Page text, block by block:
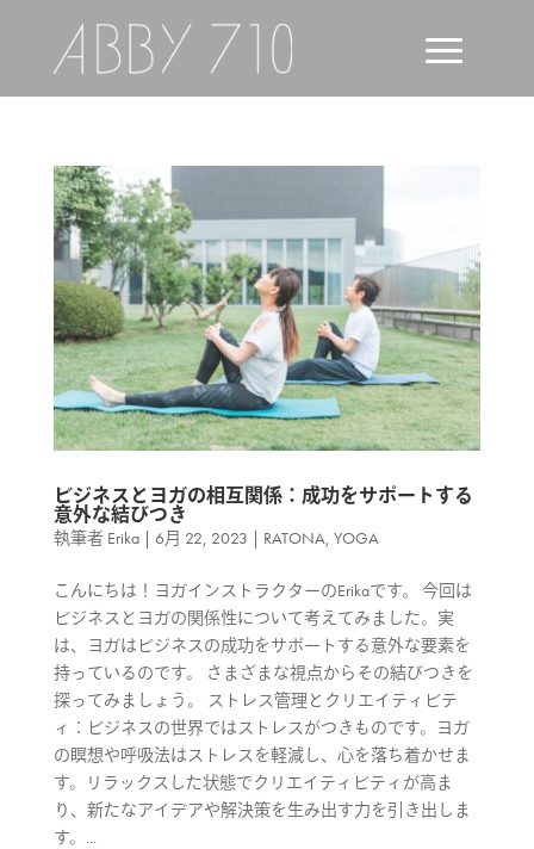
ビジネスとヨガの相互関係：成功をサポートする
意外な結びつき
執筆者 Erika| 6月 22, 2023 | RATONA, YOGA
こんにちは！ヨガインストラクターのErikaです。 今回は
ビジネスとヨガの関係性について考えてみました。実
は、ヨガはビジネスの成功をサポートする意外な要素を
持っているのです。 さまざまな視点からその結びつきを
探ってみましょう。 ストレス管理とクリエイティビテ
ィ：ビジネスの世界ではストレスがつきものです。ヨガ
の瞑想や呼吸法はストレスを軽減し、心を落ち着かせま
す。リラックスした状態でクリエイティビティが高ま
り、新たなアイデアや解決策を生み出す力を引き出しま
す。...